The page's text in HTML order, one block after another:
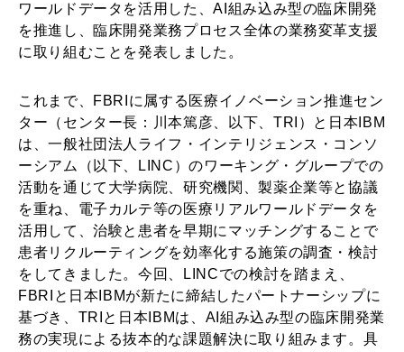
ワールドデータを活用した、AI組み込み型の臨床開発
を推進し、臨床開発業務プロセス全体の業務変革支援
に取り組むことを発表しました。
これまで、FBRIに属する医療イノベーション推進セン
ター（センター長：川本篤彦、以下、TRI）と日本IBM
は、一般社団法人ライフ・インテリジェンス・コンソ
ーシアム（以下、LINC）のワーキング・グループでの
活動を通じて大学病院、研究機関、製薬企業等と協議
を重ね、電子カルテ等の医療リアルワールドデータを
活用して、治験と患者を早期にマッチングすることで
患者リクルーティングを効率化する施策の調査・検討
をしてきました。今回、LINCでの検討を踏まえ、
FBRIと日本IBMが新たに締結したパートナーシップに
基づき、TRIと日本IBMは、AI組み込み型の臨床開発業
務の実現による抜本的な課題解決に取り組みます。具